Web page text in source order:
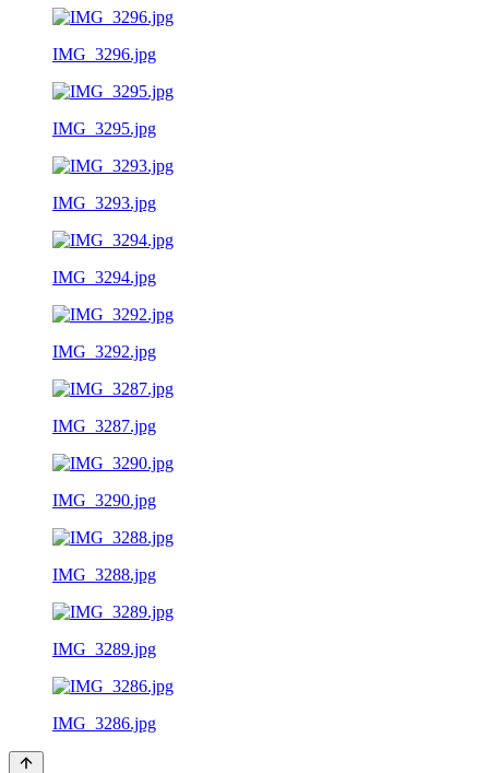
IMG_3296.jpg
IMG_3295.jpg
IMG_3293.jpg
IMG_3294.jpg
IMG_3292.jpg
IMG_3287.jpg
IMG_3290.jpg
IMG_3288.jpg
IMG_3289.jpg
IMG_3286.jpg